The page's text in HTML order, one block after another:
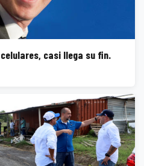
casi llega su fin.